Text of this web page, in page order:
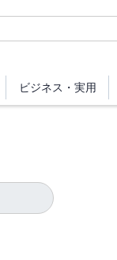
ビジネス ・実用